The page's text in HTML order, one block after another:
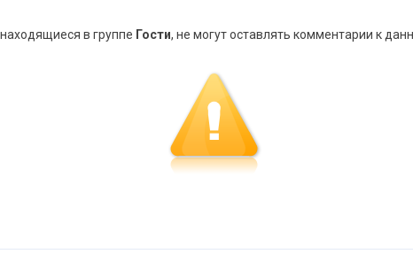
в группе Гости, не могут оставлять комментарии к